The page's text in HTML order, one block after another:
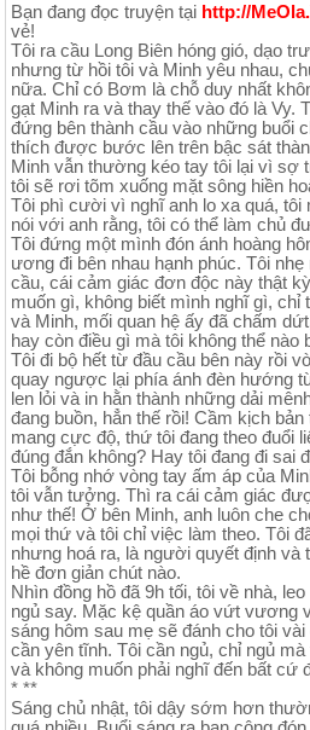
Bạn đang đọc truyện tại http://
vẻ!
Tôi ra cầu Long Biên hóng gió, dạo
nhưng từ hồi tôi và Minh yêu nhau,
nữa. Chỉ có Bơm là chỗ duy nhất
gạt Minh ra và thay thế vào đó là Vy.
đứng bên thành cầu vào những buổi
thích được bước lên trên bậc sát
Minh vẫn thường kéo tay tôi lại vì sợ
tôi sẽ rơi tõm xuống mặt sông hiền
Tôi phì cười vì nghĩ anh lo xa quá, tôi
nói với anh rằng, tôi có thể làm chủ
Tôi đứng một mình đón ánh hoàng
ương đi bên nhau hạnh phúc. Tôi
cầu, cái cảm giác đơn độc này thật
muốn gì, không biết mình nghĩ gì,
và Minh, mối quan hệ ấy đã chấm
hay còn điều gì mà tôi không thể nào
Tôi đi bộ hết từ đầu cầu bên này rồi
quay ngược lại phía ánh đèn hướng
len lỏi và in hằn thành những dải
đang buồn, hẳn thế rồi! Cầm kịch
mang cực độ, thứ tôi đang theo đuổi
đúng đắn không? Hay tôi đang đi sai
Tôi bỗng nhớ vòng tay ấm áp của
tôi vẫn tưởng. Thì ra cái cảm giác
như thế! Ở bên Minh, anh luôn che
mọi thứ và tôi chỉ việc làm theo. Tôi
nhưng hoá ra, là người quyết định và
hề đơn giản chút nào.
Nhìn đồng hồ đã 9h tối, tôi về nhà,
ngủ say. Mặc kệ quần áo vứt vương
sáng hôm sau mẹ sẽ đánh cho tôi
cần yên tĩnh. Tôi cần ngủ, chỉ ngủ
và không muốn phải nghĩ đến bất cứ
* **
Sáng chủ nhật, tôi dậy sớm hơn